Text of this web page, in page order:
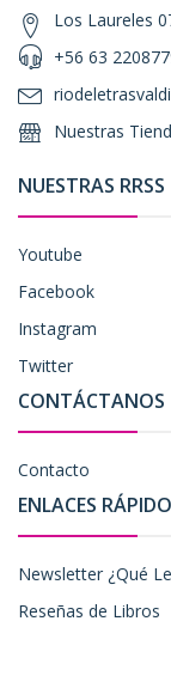
Los Laureles
+56 63
Nuestras
NUESTRAS RRSS
Youtube
Facebook
Instagram
Twitter
CONTÁCTANOS
Contacto
ENLACES
Newsletter ¿Qué
Reseñas de Libros